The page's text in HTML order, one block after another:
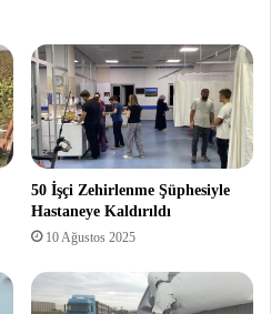
50 İşçi Zehirlenme Şüphesiyle
Hastaneye Kaldırıldı
10 Ağustos 2025